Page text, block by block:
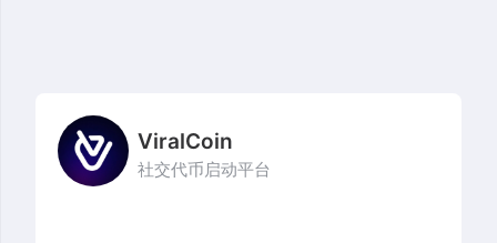
ViralCoin
社交代币启动平台